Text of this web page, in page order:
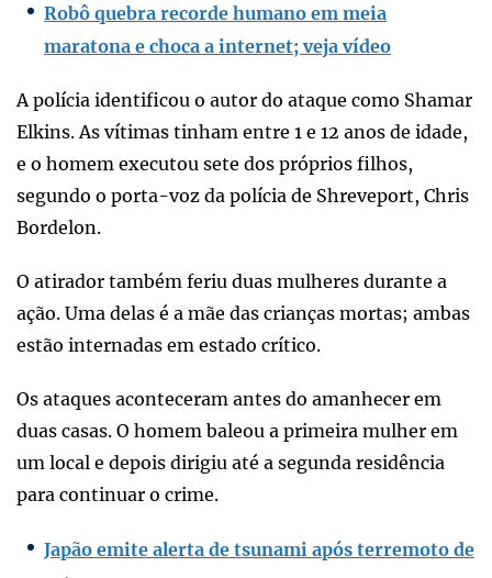
Robô quebra recorde humano em meia
maratona e choca a internet; veja vídeo
A polícia identificou o autor do ataque como Shamar
Elkins. As vítimas tinham entre 1 e 12 anos de idade,
e o homem executou sete dos próprios filhos,
segundo o porta-voz da polícia de Shreveport, Chris
Bordelon.
O atirador também feriu duas mulheres durante a
ação. Uma delas é a mãe das crianças mortas; ambas
estão internadas em estado crítico.
Os ataques aconteceram antes do amanhecer em
duas casas. O homem baleou a primeira mulher em
um local e depois dirigiu até a segunda residência
para continuar o crime.
Japão emite alerta de tsunami após terremoto de